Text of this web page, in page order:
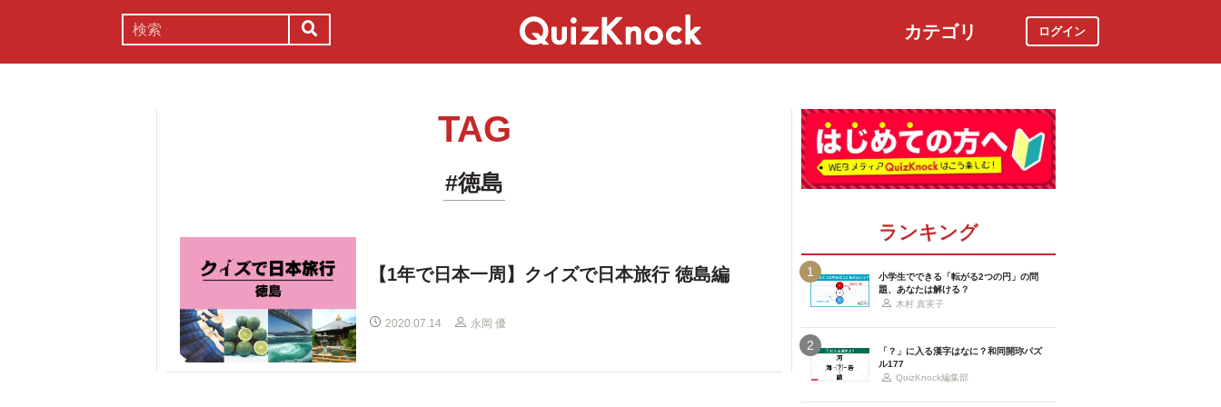
カテゴリ ログイン
TAG
#徳島
【1年で日本一周】クイズで日本旅行 徳島編
2020.07.14 永岡 優
ランキング
1
小学生でできる「転がる2つの円」の問
題、あなたは解ける？
木村 真実子
2
「？」に入る漢字はなに？和同開珎パズ
ル177
QuizKnock編集部